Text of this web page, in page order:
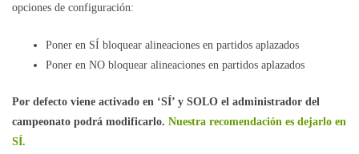
opciones de configuración:
Poner en SÍ bloquear alineaciones en partidos aplazados
Poner en NO bloquear alineaciones en partidos aplazados
Por defecto viene activado en ‘SÍ’ y SOLO el administrador del
campeonato podrá modificarlo. Nuestra recomendación es dejarlo en
SÍ.